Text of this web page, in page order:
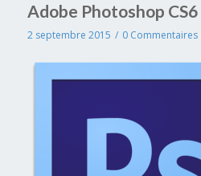
Adobe Photoshop
2 septembre 2015 / 0 Commentaires